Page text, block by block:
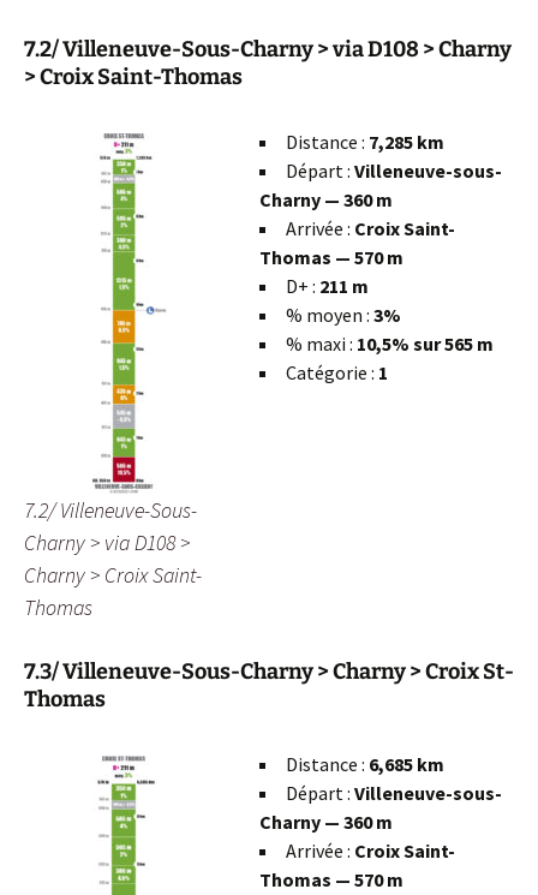
7.2/ Villeneuve-Sous-Charny > via D108 > Charny
> Croix Saint-Thomas
7.2/ Villeneuve-Sous-
Charny > via D108 >
Charny > Croix Saint-
Thomas
Distance : 7,285 km
Départ : Villeneuve-sous-
Charny — 360 m
Arrivée : Croix Saint-
Thomas — 570 m
D+ : 211 m
% moyen : 3%
% maxi : 10,5% sur 565 m
Catégorie : 1
7.3/ Villeneuve-Sous-Charny > Charny > Croix St-
Thomas
Distance : 6,685 km
Départ : Villeneuve-sous-
Charny — 360 m
Arrivée : Croix Saint-
Thomas — 570 m